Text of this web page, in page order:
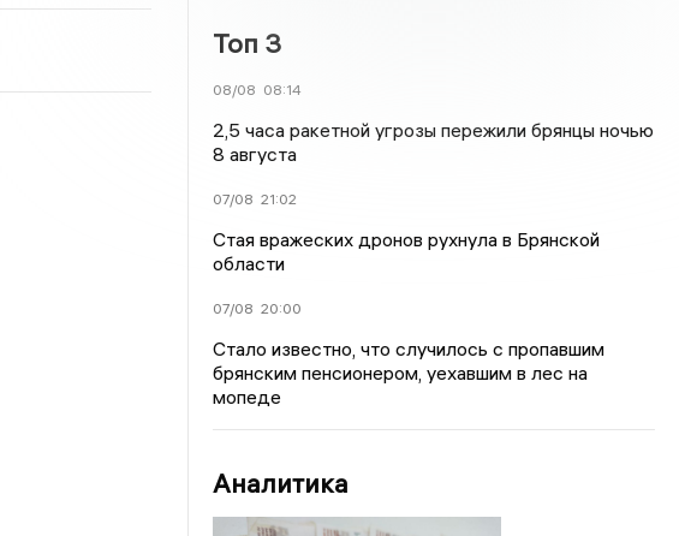
Топ 3
08/08 08:14
2,5 часа ракетной угрозы пережили брянцы ночью
8 августа
07/08 21:02
Стая вражеских дронов рухнула в Брянской
области
07/08 20:00
Стало известно, что случилось с пропавшим
брянским пенсионером, уехавшим в лес на
мопеде
Аналитика